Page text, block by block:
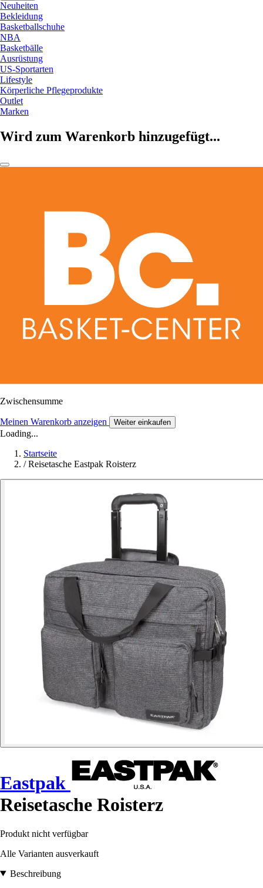
Neuheiten
Bekleidung
Basketballschuhe
NBA
Basketbälle
Ausrüstung
US-Sportarten
Lifestyle
Körperliche Pflegeprodukte
Outlet
Marken
Wird zum Warenkorb hinzugefügt...
Zwischensumme
Meinen Warenkorb anzeigen Weiter einkaufen
Loading...
Startseite
/ Reisetasche Eastpak Roisterz
Eastpak
Reisetasche Roisterz
Produkt nicht verfügbar
Alle Varianten ausverkauft
Beschreibung